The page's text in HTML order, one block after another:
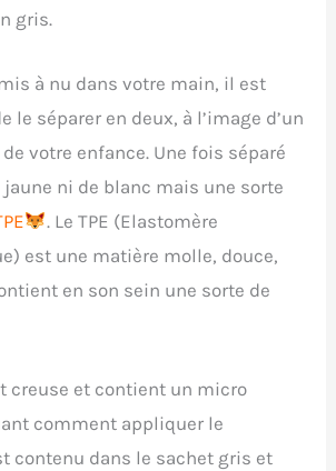
gris.
à nu dans votre main, il est
le séparer en deux, à l’image d’un
votre enfance. Une fois séparé
jaune ni de blanc mais une sorte
. Le TPE (Elastomère
est une matière molle, douce,
en son sein une sorte de
creuse et contient un micro
comment appliquer le
contenu dans le sachet gris et